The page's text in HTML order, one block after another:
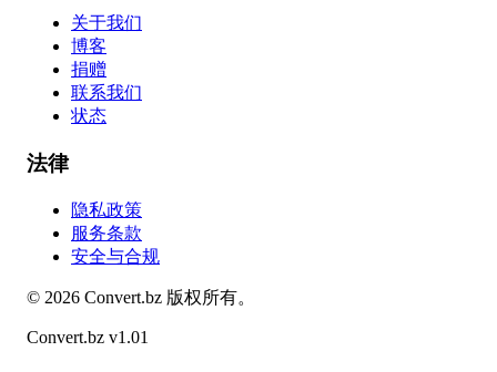
关于我们
博客
捐赠
联系我们
状态
法律
隐私政策
服务条款
安全与合规
© 2026 Convert.bz 版权所有。
Convert.bz v1.01